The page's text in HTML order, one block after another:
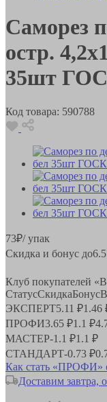
Саморез
остр.
35шт
Код товара: 590788
73₽/ упак
Скидка и бонус до
Клуб покупателей
СтатусСкидкаБонус
ЭКСПЕРТ5.11 ₽1.46
ПРОФИ3.65 ₽1.1 ₽
МАСТЕР-1.1 ₽1.1 ₽
СТАНДАРТ-0.73 ₽
Как стать «ПРОФИ»
Доставим завтра,